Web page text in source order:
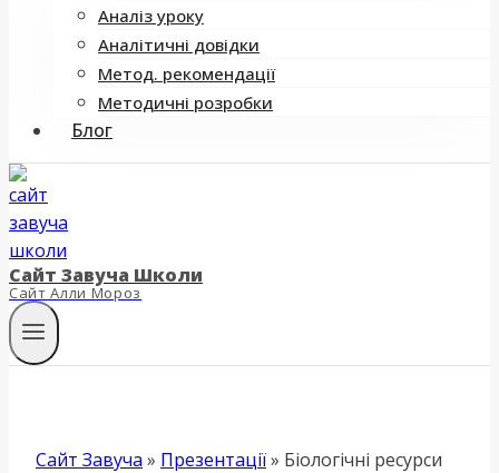
Аналіз уроку
Аналітичні довідки
Метод. рекомендації
Методичні розробки
Блог
Сайт Завуча Школи
Сайт Алли Мороз
Сайт Завуча » Презентації» Біологічні ресурси